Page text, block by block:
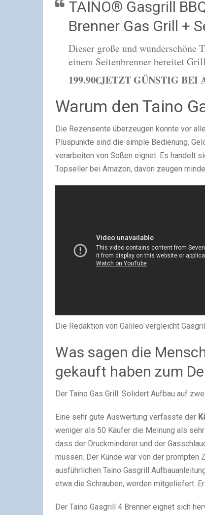
TAINO® Gasgrill
Brenner Gas Grill +
Dieser große und
einem Seitenbrenner bereitet
199.90€JETZT GÜNSTIG BEI
Warum den Taino
Die Rezensente überzeugen konnte vor
Pluspunkte sind die simple Bedienung.
verarbeiten von Soßen eignet. Es handelt
Topseller bei Amazon, davon zeugen
Die Redaktion von Galileo vergleicht
Was sagen die
gekauft haben zum
Der Taino Gas Grill. Solidert Aufbau auf
Eine sehr gute Auswertung verfasste der
weniger als 50 Käufer die Meinung als
dass der Druckminderer und der
müssen. Der Kunde war von der prompten
ausführlichen Taino Gasgrill
etwa die Schrauben, werden mitgeliefert.
Der Taino Gasgrill 4 Brenner eignet sich